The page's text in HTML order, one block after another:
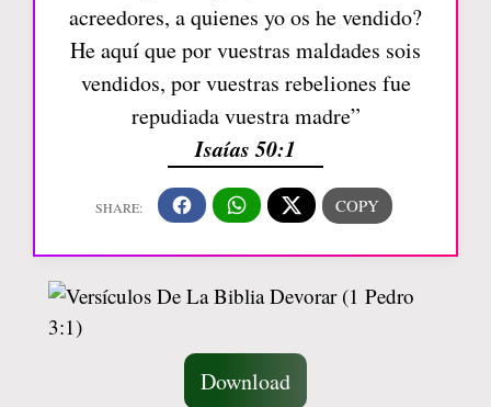
acreedores, a quienes yo os he vendido?
He aquí que por vuestras maldades sois
vendidos, por vuestras rebeliones fue
repudiada vuestra madre”
Isaías 50:1
Download